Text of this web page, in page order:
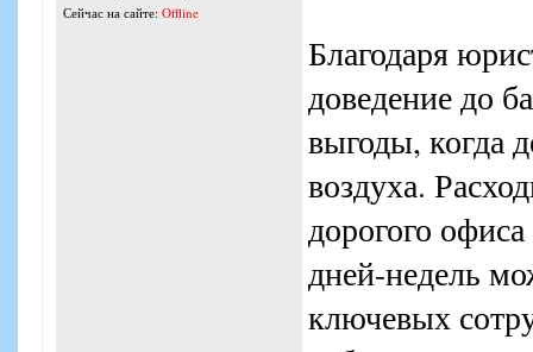
Сейчас на сайте: Offline
Благодаря
доведение до
выгоды, когда
воздуха.
дорогого
дней-недель
ключевых